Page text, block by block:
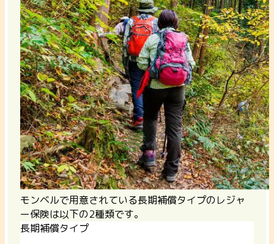
モンベルで用意されている長期補償タイプのレジャ
ー保険は以下の2種類です。
長期補償タイプ